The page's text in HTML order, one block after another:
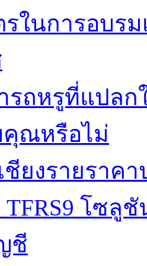
ในการอบร
รถหรูที่แปลก
คุณหรือไม่
ชียงรายราค
TFRS9 โซลู
ชี